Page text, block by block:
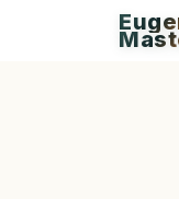
Apple